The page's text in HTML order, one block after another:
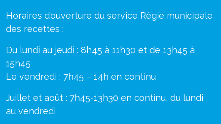
Horaires d’ouverture du service Régie municipale
des recettes :
Du lundi au jeudi : 8h45 à 11h30 et de 13h45 à
15h45
Le vendredi : 7h45 – 14h en continu
Juillet et août : 7h45-13h30 en continu, du lundi
au vendredi